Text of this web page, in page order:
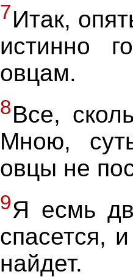
7Итак,
истинно
овцам.
8Все,
Мною,
овцы не
9Я есмь
спасется,
найдет.